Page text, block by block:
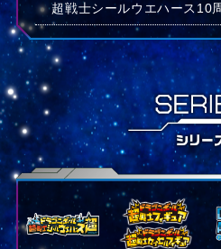
超戦士シールウエハース10